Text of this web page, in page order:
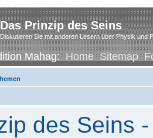
Das Prinzip des Seins
Diskutieren Sie mit anderen Lesern über Physik und
Mahag:Home Sitemap
des Seins